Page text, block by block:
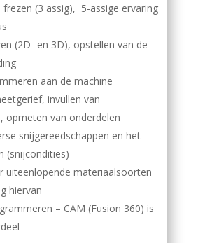
(3 assig), 5-assige ervaring
(2D- en 3D), opstellen van de
aan de machine
invullen van
opmeten van onderdelen
snijgereedschappen en het
(snijcondities)
uiteenlopende materiaalsoorten
hiervan
– CAM (Fusion 360) is